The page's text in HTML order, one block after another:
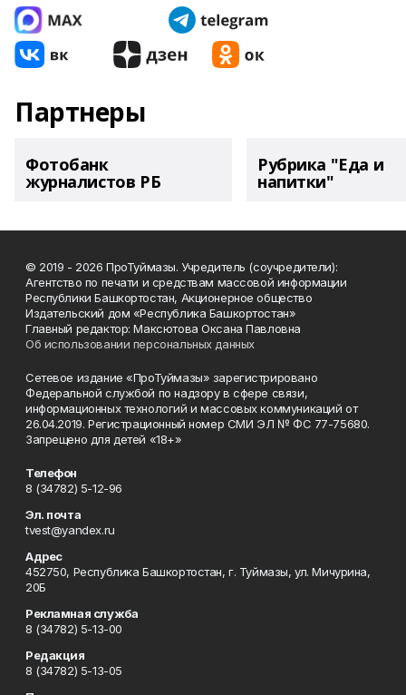
Партнеры
Фотобанк
журналистов РБ
Рубрика "Еда и
напитки"
© 2019 - 2026 ПроТуймазы. Учредитель (соучредители):
Агентство по печати и средствам массовой информации
Республики Башкортостан, Акционерное общество
Издательский дом «Республика Башкортостан»
Главный редактор: Максютова Оксана Павловна
Об использовании персональных данных
Сетевое издание «ПроТуймазы» зарегистрировано
Федеральной службой по надзору в сфере связи,
информационных технологий и массовых коммуникаций от
26.04.2019. Регистрационный номер СМИ ЭЛ № ФС 77-75680.
Запрещено для детей «18+»
Телефон
8 (34782) 5-12-96
Эл. почта
tvest@yandex.ru
Адрес
452750, Республика Башкортостан, г. Туймазы, ул. Мичурина,
20Б
Рекламная служба
8 (34782) 5-13-00
Редакция
8 (34782) 5-13-05